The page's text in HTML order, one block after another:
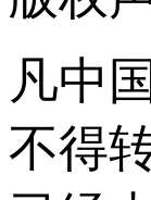
凡中
不得